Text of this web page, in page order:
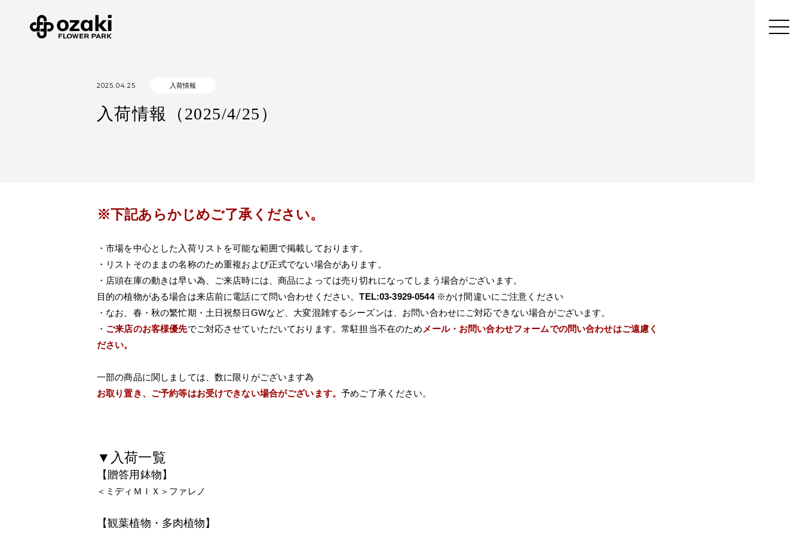
2025.04.25 入荷情報
入荷情報（2025/4/25）
※下記あらかじめご了承ください。
・市場を中心とした入荷リストを可能な範囲で掲載しております。
・リストそのままの名称のため重複および正式でない場合があります。
・店頭在庫の動きは早い為、ご来店時には、商品によっては売り切れになってしまう場合がございます。
目的の植物がある場合は来店前に電話にて問い合わせください。TEL:03-3929-0544※かけ間違いにご注意ください
・なお、春・秋の繁忙期・土日祝祭日GWなど、大変混雑するシーズンは、お問い合わせにご対応できない場合がございます。
・ ご来店のお客様優先でご対応させていただいております。常駐担当不在のため メール・お問い合わせフォームでの問い合わせはご遠慮く
ださい。
一部の商品に関しましては、数に限りがございます為
お取り置き、ご予約等はお受けできない場合がございます。予めご了承ください。
▼入荷一覧
【贈答用鉢物】
＜ミディＭＩＸ＞ファレノ
【観葉植物・多肉植物】